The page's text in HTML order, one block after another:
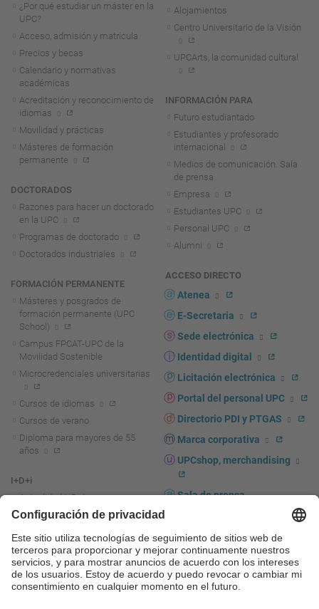
¿Por qué estudiar un máster en la
UPC?
Acceso, admisión y matrícula
Precios y becas
Calendario y normativas
académicas
Acreditación y reconocimiento de
idiomas
Movilidad y prácticas
Másteres de formación
permanente
DOCTORADOS
Razones para hacer un doctorado
en la UPC
Programas de doctorado
Doctorados industriales
FORMACIÓN PERMANENTE
Másteres y posgrados de
formación permanente (UPC
School)
Campus FPCAT-UPC de la
Movilidad Sostenible
Microcredenciales universitarias
Cursos de idiomas
Cursos de verano
Diploma para mayores de 55
años
I+D+i
Actualidad I+D+I
La investigación en la UPC
Fomento y apoyo a la
investigación
La transferencia, el
emprendimiento y la innovación
en la UPC
Alojamientos
Centro Universitario de la Visión
UPCArts, la comunidad cultural
INFORMACIÓN PARA
Futuro estudiantado
Estudiantes y profesorado
internacional
Medios de comunicación. Sala
de prensa
Empresa
Estudiantes UPC
Personal UPC
Alumni
ACCESO DIRECTO
Atenea
E-Secretaria
Sede electrónica
Identidad digital
Licitación electrónica
Portal del personal UPC
Directorio PDI y PTGAS
Marca corporativa
UPCshop, merchandising
Sala de prensa